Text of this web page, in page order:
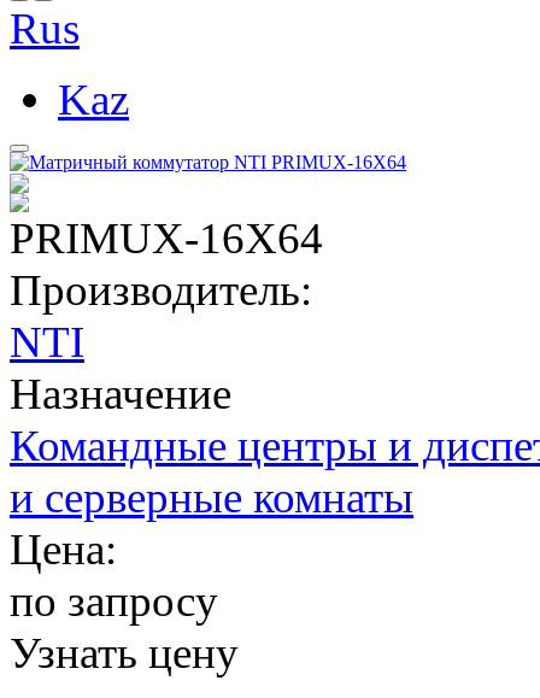
Rus
Kaz
PRIMUX-16X64
Производитель:
NTI
Назначение
Командные центры и
и серверные комнаты
Цена:
по запросу
Узнать цену